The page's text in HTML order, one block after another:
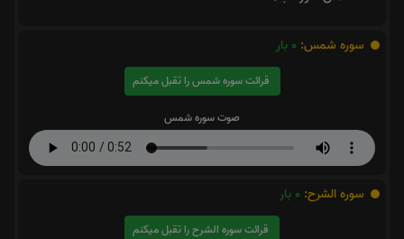
سوره شمس: 0 بار
قرائت سوره شمس را تقبل میکنم
صوت سوره شمس
سوره الشرح: 0 بار
قرائت سوره الشرح را تقبل میکنم